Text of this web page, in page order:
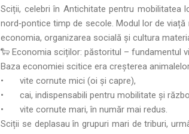
Sciții, celebri în Antichitate pentru mobilitatea
nord‑pontice timp de secole. Modul lor de
economia, organizarea socială și cultura
🐑 Economia sciților: păstoritul – fundamentul
Baza economiei scitice era creșterea
•
vite cornute mici (oi și capre),
•
cai, indispensabili pentru mobilitate și
•
vite cornute mari, în număr mai redus.
Sciții se deplasau în grupuri mari de triburi,